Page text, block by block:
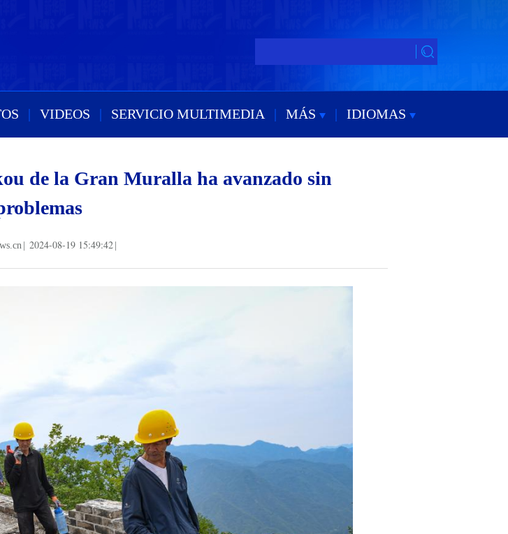
| VIDEOS | SERVICIO MULTIMEDIA | MÁS | IDIOMAS
de la Gran Muralla ha avanzado sin
2024-08-19 15:49:42